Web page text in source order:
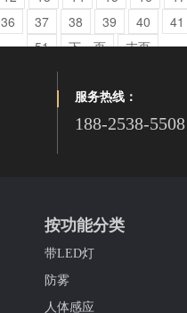
36 37 38 39 40 41
51
下一页 末页
服务热线：
188-2538-5508
按功能分类
带LED灯
防雾
人体感应